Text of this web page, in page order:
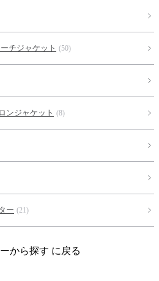
チジャケット (50)
ンジャケット (8)
ー (21)
から探す に戻る